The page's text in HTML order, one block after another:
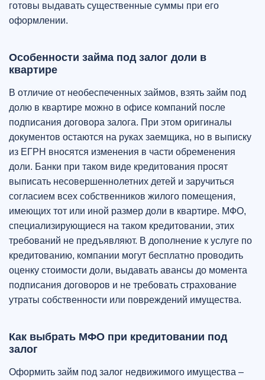
готовы выдавать существенные суммы при его
оформлении.
Особенности займа под залог доли в
квартире
В отличие от необеспеченных займов, взять займ под
долю в квартире можно в офисе компаний после
подписания договора залога. При этом оригиналы
документов остаются на руках заемщика, но в выписку
из ЕГРН вносятся изменения в части обременения
доли. Банки при таком виде кредитования просят
выписать несовершеннолетних детей и заручиться
согласием всех собственников жилого помещения,
имеющих тот или иной размер доли в квартире. МФО,
специализирующиеся на таком кредитовании, этих
требований не предъявляют. В дополнение к услуге по
кредитованию, компании могут бесплатно проводить
оценку стоимости доли, выдавать авансы до момента
подписания договоров и не требовать страхование
утраты собственности или повреждений имущества.
Как выбрать МФО при кредитовании под
залог
Оформить займ под залог недвижимого имущества –